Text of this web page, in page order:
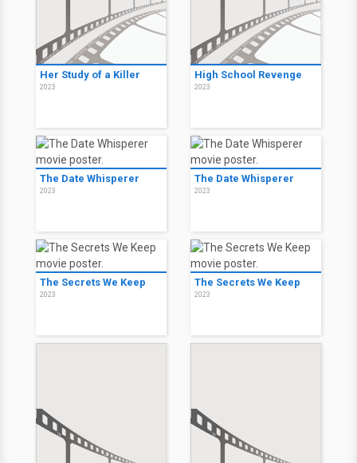
Her Study of a Killer
2023
High School Revenge
2023
The Date Whisperer
2023
The Date Whisperer
2023
The Secrets We Keep
2023
The Secrets We Keep
2023